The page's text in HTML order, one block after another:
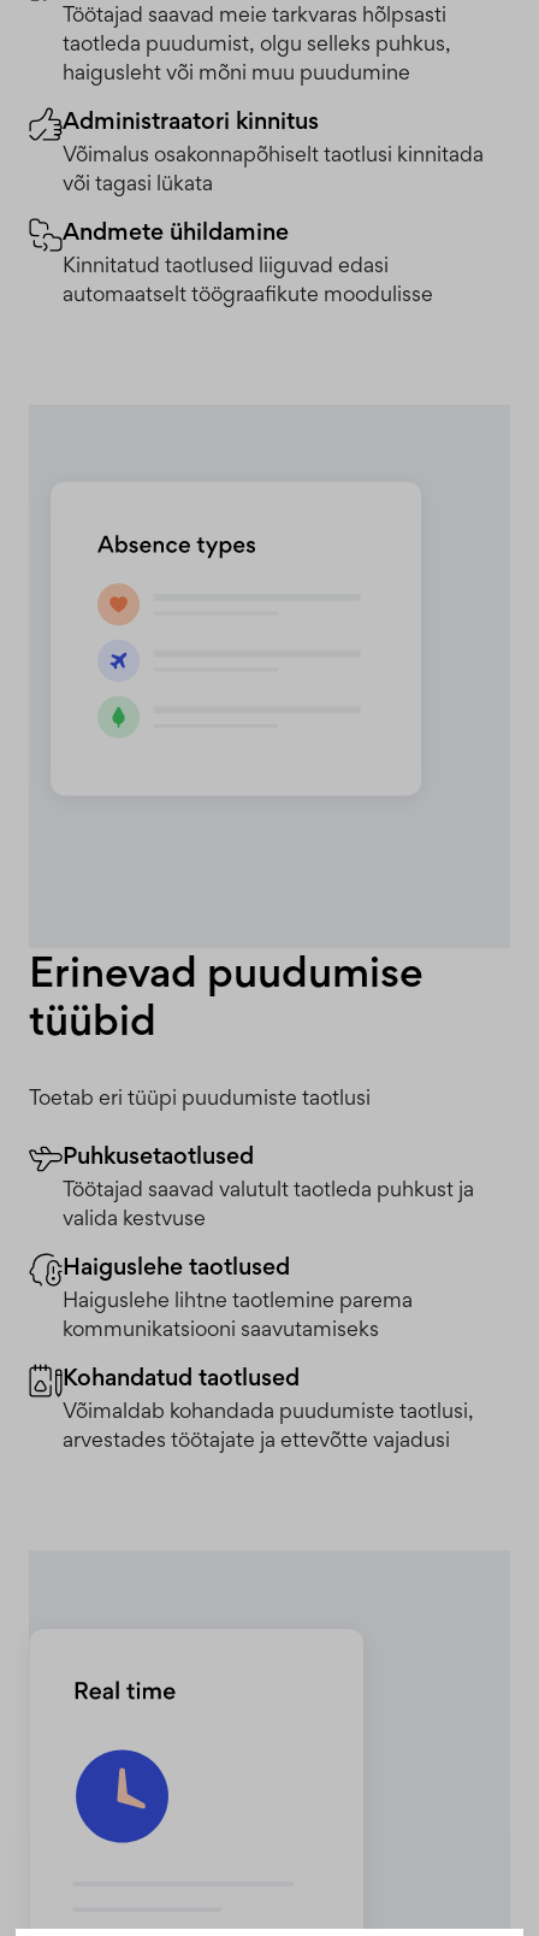
Töötajad saavad meie tarkvaras hõlpsasti
taotleda puudumist, olgu selleks puhkus,
haigusleht või mõni muu puudumine
Administraatori kinnitus
Võimalus osakonnapõhiselt taotlusi kinnitada
või tagasi lükata
Andmete ühildamine
Kinnitatud taotlused liiguvad edasi
automaatselt töögraafikute moodulisse
Erinevad puudumise
tüübid
Toetab eri tüüpi puudumiste taotlusi
Puhkusetaotlused
Töötajad saavad valutult taotleda puhkust ja
valida kestvuse
Haiguslehe taotlused
Haiguslehe lihtne taotlemine parema
kommunikatsiooni saavutamiseks
Kohandatud taotlused
Võimaldab kohandada puudumiste taotlusi,
arvestades töötajate ja ettevõtte vajadusi